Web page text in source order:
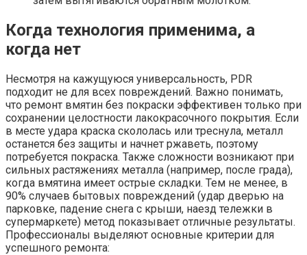
Когда технология применима, а
когда нет
Несмотря на кажущуюся универсальность, PDR
подходит не для всех повреждений. Важно понимать,
что ремонт вмятин без покраски эффективен только при
сохранении целостности лакокрасочного покрытия. Если
в месте удара краска скололась или треснула, металл
останется без защиты и начнет ржаветь, поэтому
потребуется покраска. Также сложности возникают при
сильных растяжениях металла (например, после града),
когда вмятина имеет острые складки. Тем не менее, в
90% случаев бытовых повреждений (удар дверью на
парковке, падение снега с крыши, наезд тележки в
супермаркете) метод показывает отличные результаты.
Профессионалы выделяют основные критерии для
успешного ремонта: